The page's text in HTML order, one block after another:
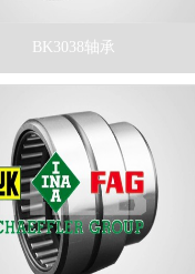
BK3038轴承